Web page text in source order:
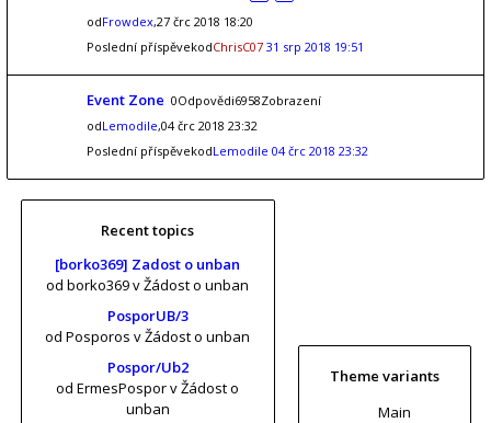
odFrowdex,27 črc 2018 18:20
Poslední příspěvekodChrisC07 31 srp 2018 19:51
Event Zone 0Odpovědi6958Zobrazení
odLemodile,04 črc 2018 23:32
Poslední příspěvekodLemodile 04 črc 2018 23:32
Recent topics
[borko369] Zadost o unban
od borko369v Žádost o unban
PosporUB/3
od Posporos v Žádost o unban
Pospor/Ub2
od ErmesPosporv Žádost o
unban
Theme variants
Main